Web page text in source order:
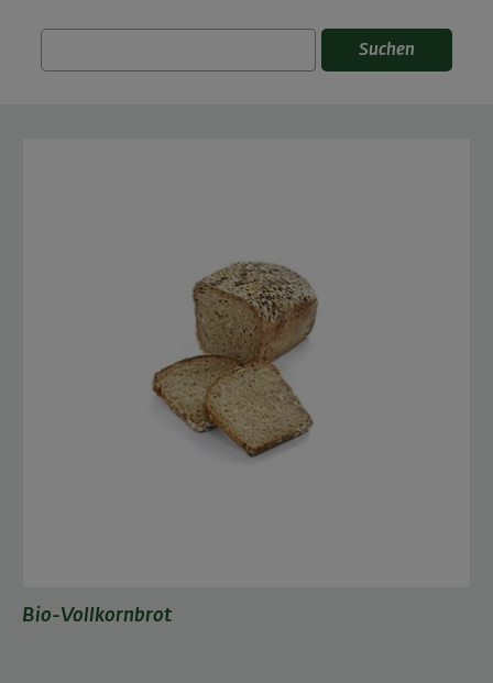
Suchen
Bio-Vollkornbrot